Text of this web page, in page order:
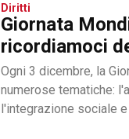
Diritti
Giornata
ricordiamoci
Ogni 3 dicembre, la
numerose tematiche:
l'integrazione sociale e